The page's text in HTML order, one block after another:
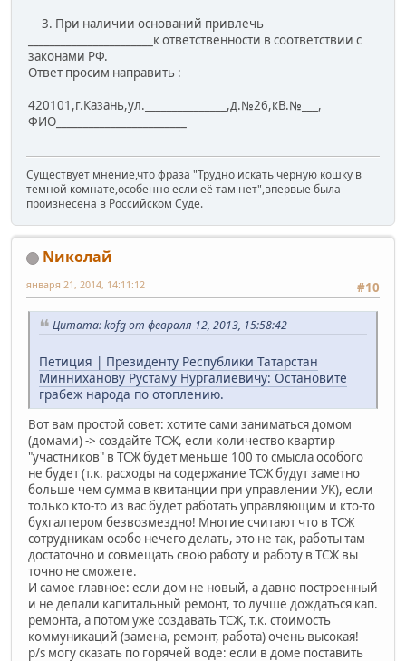
3. При наличии оснований привлечь
_______________________к ответственности в соответствии с
законами РФ.
Ответ просим направить :
420101,г.Казань,ул._______________,д.№26,кВ.№___,
ФИО________________________
Существует мнение,что фраза "Трудно искать черную кошку в
темной комнате,особенно если её там нет",впервые была
произнесена в Российском Суде.
Nиколай
#10
января 21, 2014, 14:11:12
Цитата: kofg от февраля 12, 2013, 15:58:42
Петиция | Президенту Республики Татарстан
Минниханову Рустаму Нургалиевичу: Остановите
грабеж народа по отоплению.
Вот вам простой совет: хотите сами заниматься домом
(домами) -> создайте ТСЖ, если количество квартир
"участников" в ТСЖ будет меньше 100 то смысла особого
не будет (т.к. расходы на содержание ТСЖ будут заметно
больше чем сумма в квитанции при управлении УК), если
только кто-то из вас будет работать управляющим и кто-то
бухгалтером безвозмездно! Многие считают что в ТСЖ
сотрудникам особо нечего делать, это не так, работы там
достаточно и совмещать свою работу и работу в ТСЖ вы
точно не сможете.
И самое главное: если дом не новый, а давно построенный
и не делали капитальный ремонт, то лучше дождаться кап.
ремонта, а потом уже создавать ТСЖ, т.к. стоимость
коммуникаций (замена, ремонт, работа) очень высокая!
p/s могу сказать по горячей воде: если в доме поставить